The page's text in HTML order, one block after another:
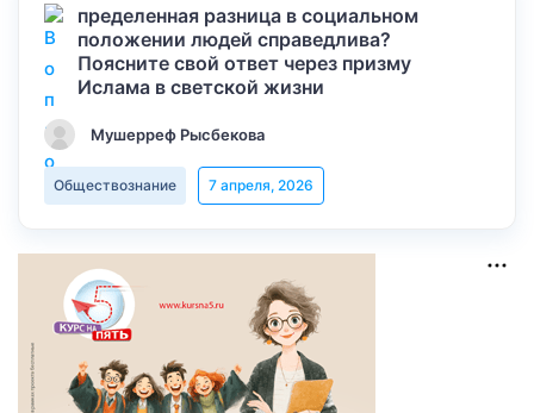
пределенная разница в социальном
положении людей справедлива?
Поясните свой ответ через призму
Ислама в светской жизни
Мушерреф Рысбекова
Обществознание 7 апреля, 2026